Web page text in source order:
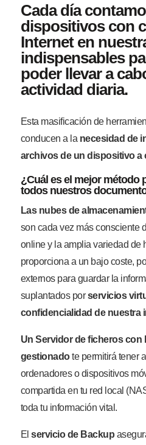
Cada día
dispositivos con
Internet en
indispensables
poder llevar a
actividad diaria.
Esta masificación de
conducen a la necesidad de
archivos de un dispositivo a
¿Cuál es el mejor método
todos nuestros
Las nubes de
son cada vez más consciente
online y la amplia variedad de
proporciona a un bajo coste,
externos para guardar la
suplantados porservicios
confidencialidad de nuestra
Un Servidor de ficheros con
gestionadote permitirá tener
ordenadores o dispositivos
compartida en tu red local
toda tu información vital.
Elservicio de Backup